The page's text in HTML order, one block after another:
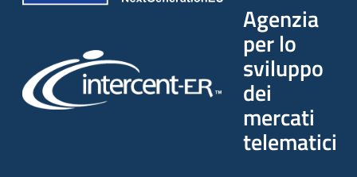
Agenzia
per lo
sviluppo
dei
mercati
telematici